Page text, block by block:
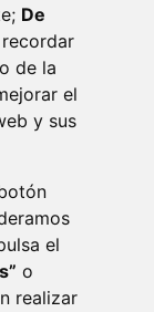
De
de la
el
y sus
el
o
realizar
(ESPAÑA)